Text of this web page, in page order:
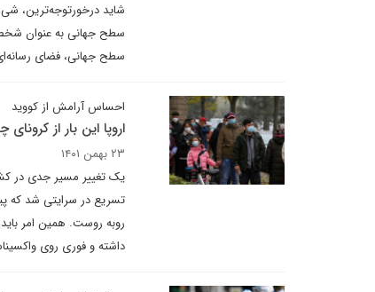
شاید درخورتوجه‌ترین،
سطح‌ جهانی به عنوان
سطح جهانی، فضای
احساس آرامش از کووید
اروپا این بار از
۲۳ بهمن ۱۴۰۱
یک تغییر مسیر جدی در
تسریع در سرایتی شد که
روبه روست. همین امر
داشته و فوری روی